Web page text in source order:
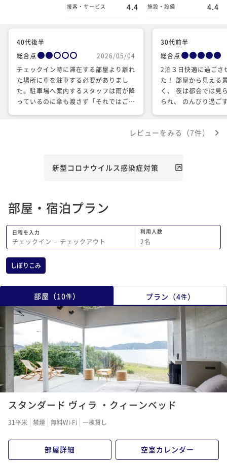
接客・サービス 4.4 施設・設備 4.4
40代後半
総合点
2026/05/04
チェックイン時に滞在する部屋より離れ
た場所に車を駐車する必要がありまし
た。駐車場へ案内するスタッフは雨が降
っているのに傘も渡さず「それではごゆ
ことは今回が初めてでした。 景色は良
たいないなという印象です。
30代前半
総合点
2泊３日快適に過ごさ
た！ 部屋から見える
く、 夜は都会では見
られ、 のんびり過ご
な時間を過ごすこと
レビューをみる（7件）
新型コロナウイルス感染症対策
部屋・宿泊プラン
日程を入力
チェックイン − チェックアウト
利用人数
2名
しぼりこみ
部屋 （10件） プラン （4件）
12 567
スタンダード ヴィラ ・クィーンベッド
31平米 禁煙 無料Wi-Fi 一棟貸し
部屋詳細 空室カレンダー